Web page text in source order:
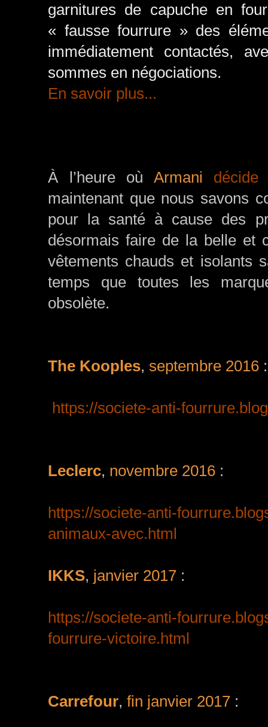
garnitures de capuche en
« fausse fourrure » des
immédiatement contactés,
sommes en négociations.
En savoir plus...
À l’heure où Armani décide
maintenant que nous savons
pour la santé à cause des
désormais faire de la belle et
vêtements chauds et isolants
temps que toutes les
obsolète.
The Kooples, septembre 2016 :
https://societe-anti-
Leclerc, novembre 2016 :
https://societe-anti-
animaux-avec.html
IKKS, janvier 2017 :
https://societe-anti-
fourrure-victoire.html
Carrefour, fin janvier 2017 :